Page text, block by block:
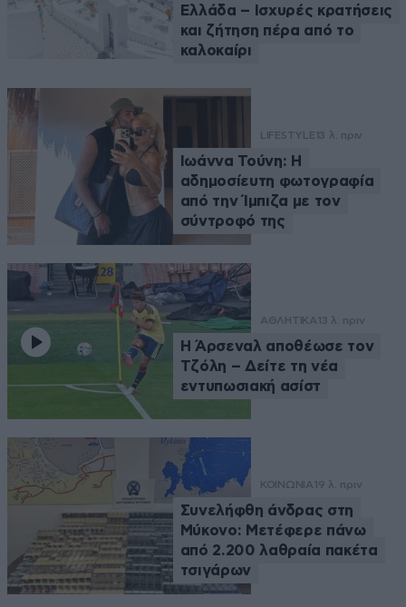
Ελλάδα – Ισχυρές κρατήσεις
και ζήτηση πέρα από το
καλοκαίρι
LIFESTYLE 13 λ. πριν
Ιωάννα Τούνη: Η
αδημοσίευτη φωτογραφία
από την Ίμπιζα με τον
σύντροφό της
ΑΘΛΗΤΙΚΑ 13 λ. πριν
Η Άρσεναλ αποθέωσε τον
Τζόλη – Δείτε τη νέα
εντυπωσιακή ασίστ
ΚΟΙΝΩΝΙΑ 19 λ. πριν
Συνελήφθη άνδρας στη
Μύκονο: Μετέφερε πάνω
από 2.200 λαθραία πακέτα
τσιγάρων